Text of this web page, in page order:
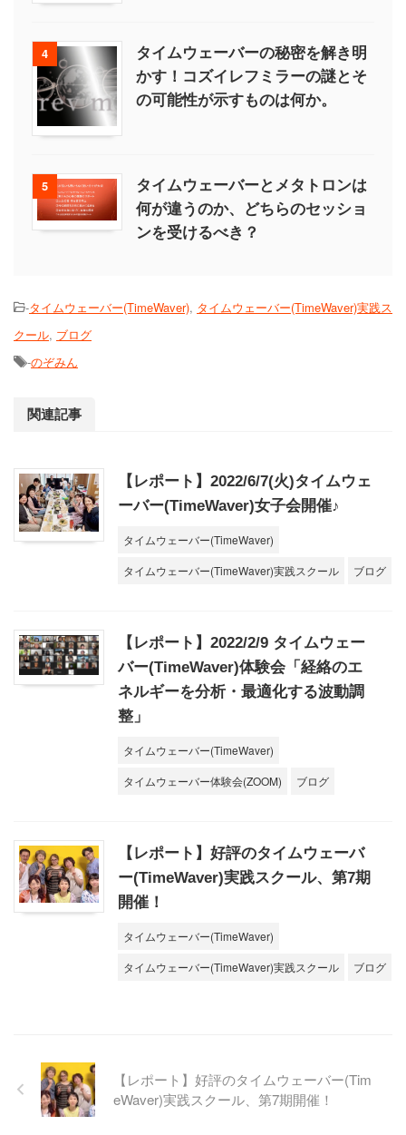
4
タイムウェーバーの秘密を解き明
かす！コズイレフミラーの謎とそ
の可能性が示すものは何か。
5
タイムウェーバーとメタトロンは
何が違うのか、どちらのセッショ
ンを受けるべき？
-タイムウェーバー(TimeWaver), タイムウェーバー(TimeWaver)実践ス
クール, ブログ
-のぞみん
関連記事
【レポート】2022/6/7(火)タイムウェ
ーバー(TimeWaver)女子会開催♪
タイムウェーバー(TimeWaver)
タイムウェーバー(TimeWaver)実践スクール
ブログ
【レポート】2022/2/9 タイムウェー
バー(TimeWaver)体験会「経絡のエ
ネルギーを分析・最適化する波動調
整」
タイムウェーバー(TimeWaver)
タイムウェーバー体験会(ZOOM)
ブログ
【レポート】好評のタイムウェーバ
ー(TimeWaver)実践スクール、第7期
開催！
タイムウェーバー(TimeWaver)
タイムウェーバー(TimeWaver)実践スクール
ブログ
【レポート】好評のタイムウェーバー(Tim
eWaver)実践スクール、第7期開催！